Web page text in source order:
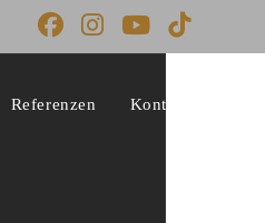
Referenzen Kontakt